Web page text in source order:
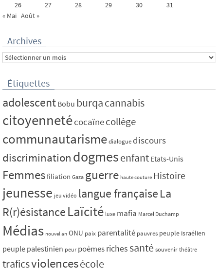
26
27 28 29 30
31
« Mai Août »
Archives
Archives
Étiquettes
adolescent Bobu burqacannabis
citoyennetécocaïnecollège
communautarismedialogue discours
discrimination dogmesenfant Etats-Unis
Femmesfiliation Gaza guerre haute couture Histoire
jeunesse jeu vidéo langue française La
R(r)ésistanceLaïcité luxe mafia Marcel Duchamp
Médias nouvel an ONU paix parentalité pauvres peuple israélien
peuple palestinien peur poèmesriches santé souvenir théâtre
traficsviolencesécole